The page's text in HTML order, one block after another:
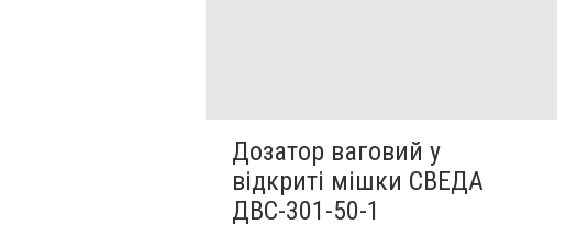
Дозатор ваговий у
відкриті мішки СВЕДА
ДВС-301-50-1